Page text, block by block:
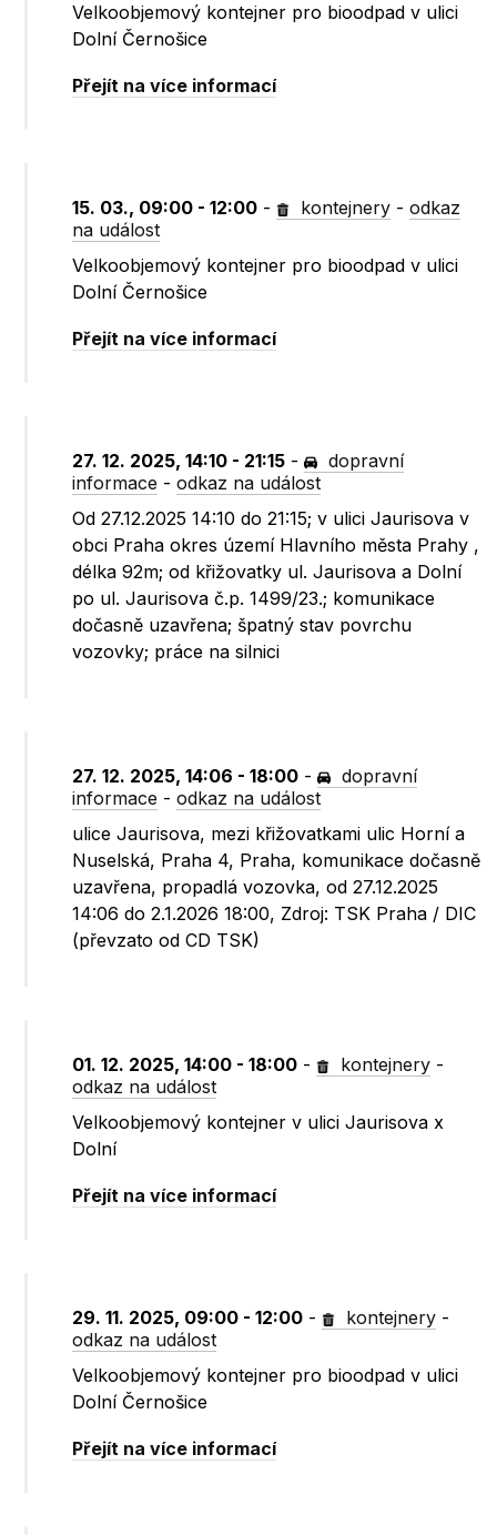
Velkoobjemový kontejner pro bioodpad v ulici
Dolní Černošice
Přejít na více informací
15. 03., 09:00 - 12:00 - kontejnery -odkaz
na událost
Velkoobjemový kontejner pro bioodpad v ulici
Dolní Černošice
Přejít na více informací
27. 12. 2025, 14:10 - 21:15 -
dopravní
informace -odkaz na událost
Od 27.12.2025 14:10 do 21:15; v ulici Jaurisova v
obci Praha okres území Hlavního města Prahy ,
délka 92m; od křižovatky ul. Jaurisova a Dolní
po ul. Jaurisova č.p. 1499/23.; komunikace
dočasně uzavřena; špatný stav povrchu
vozovky; práce na silnici
27. 12. 2025, 14:06 - 18:00 -
dopravní
informace -odkaz na událost
ulice Jaurisova, mezi křižovatkami ulic Horní a
Nuselská, Praha 4, Praha, komunikace dočasně
uzavřena, propadlá vozovka, od 27.12.2025
14:06 do 2.1.2026 18:00, Zdroj: TSK Praha / DIC
(převzato od CD TSK)
01. 12. 2025, 14:00 - 18:00 - kontejnery -
odkaz na událost
Velkoobjemový kontejner v ulici Jaurisova x
Dolní
Přejít na více informací
29. 11. 2025, 09:00 - 12:00 - kontejnery -
odkaz na událost
Velkoobjemový kontejner pro bioodpad v ulici
Dolní Černošice
Přejít na více informací